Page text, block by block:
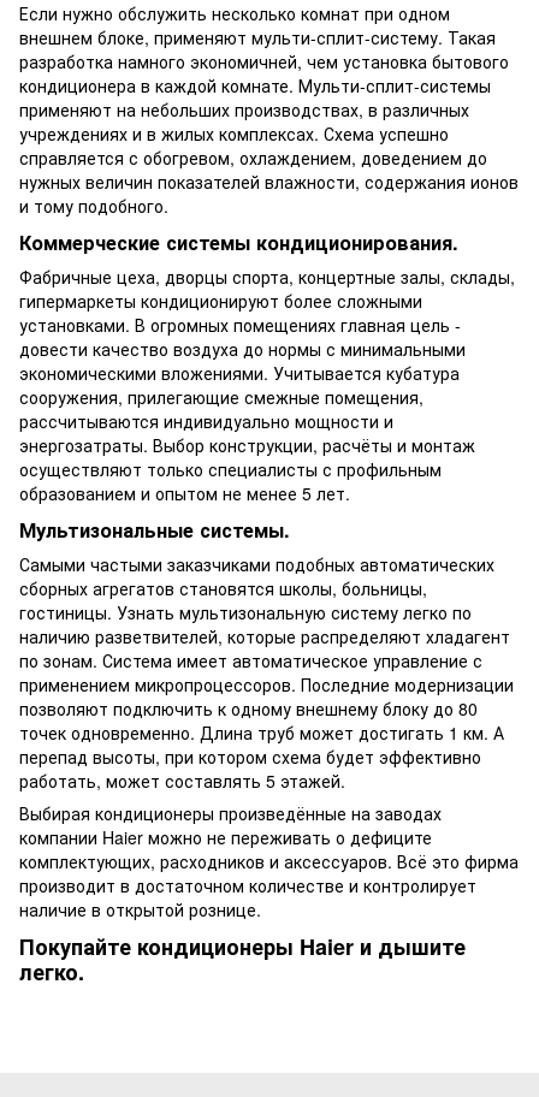
Если нужно обслужить несколько комнат при одном
внешнем блоке, применяют мульти-сплит-систему. Такая
разработка намного экономичней, чем установка бытового
кондиционера в каждой комнате. Мульти-сплит-системы
применяют на небольших производствах, в различных
учреждениях и в жилых комплексах. Схема успешно
справляется с обогревом, охлаждением, доведением до
нужных величин показателей влажности, содержания ионов
и тому подобного.
Коммерческие системы кондиционирования.
Фабричные цеха, дворцы спорта, концертные залы, склады,
гипермаркеты кондиционируют более сложными
установками. В огромных помещениях главная цель -
довести качество воздуха до нормы с минимальными
экономическими вложениями. Учитывается кубатура
сооружения, прилегающие смежные помещения,
рассчитываются индивидуально мощности и
энергозатраты. Выбор конструкции, расчёты и монтаж
осуществляют только специалисты с профильным
образованием и опытом не менее 5 лет.
Мультизональные системы.
Самыми частыми заказчиками подобных автоматических
сборных агрегатов становятся школы, больницы,
гостиницы. Узнать мультизональную систему легко по
наличию разветвителей, которые распределяют хладагент
по зонам. Система имеет автоматическое управление с
применением микропроцессоров. Последние модернизации
позволяют подключить к одному внешнему блоку до 80
точек одновременно. Длина труб может достигать 1 км. А
перепад высоты, при котором схема будет эффективно
работать, может составлять 5 этажей.
Выбирая кондиционеры произведённые на заводах
компании Haier можно не переживать о дефиците
комплектующих, расходников и аксессуаров. Всё это фирма
производит в достаточном количестве и контролирует
наличие в открытой рознице.
Покупайте кондиционеры Haier и дышите
легко.